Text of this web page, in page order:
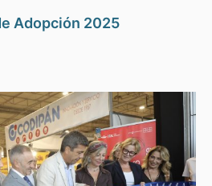
Adopción 2025